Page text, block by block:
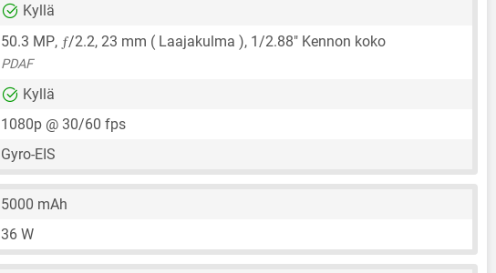
Kyllä
50.3 MP, ƒ/2.2, 23 mm ( Laajakulma ), 1/2.88" Kennon koko
PDAF
Kyllä
1080p @ 30/60 fps
Gyro-EIS
5000 mAh
36 W